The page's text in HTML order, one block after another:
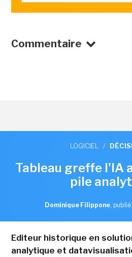
Commentaire
LOGICIEL /
Tableau greffe l'IA
pile
Dominique Filippone,
Editeur historique en
analytique et